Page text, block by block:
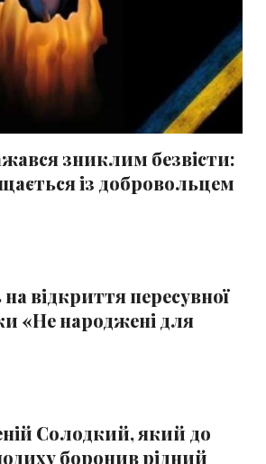
зниклим безвісти:
із добровольцем
відкриття пересувної
«Не народжені для
Солодкий, який до
боронив рідний